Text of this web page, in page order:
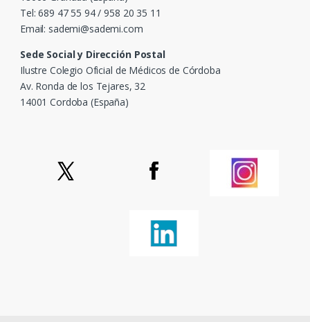
Tel: 689 47 55 94 / 958 20 35 11
Email: sademi@sademi.com
Sede Social y Dirección Postal
Ilustre Colegio Oficial de Médicos de Córdoba
Av. Ronda de los Tejares, 32
14001 Cordoba (España)